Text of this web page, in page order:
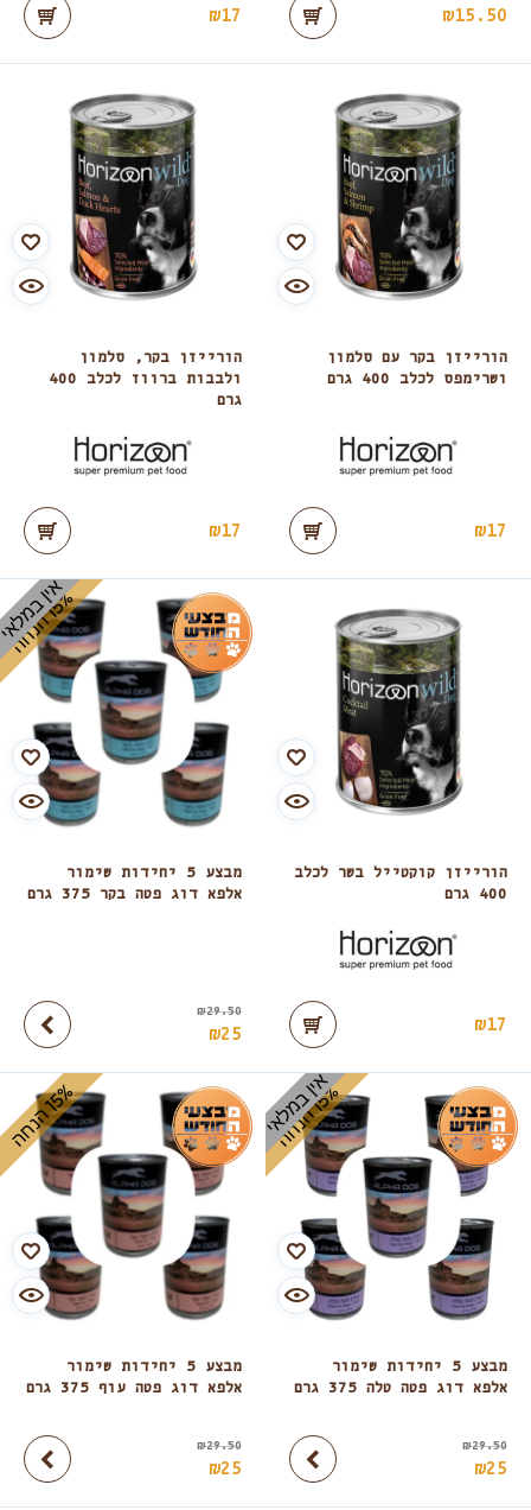
₪15.50
₪17
הורייזן בקר עם סלמון
ושרימפס לכלב 400 גרם
₪17
הורייזן בקר, סלמון
ולבבות ברווז לכלב 400
גרם
₪17
הורייזן קוקטייל בשר לכלב
400 גרם
₪17
מבצע 5 יחידות שימור
אלפא דוג פטה בקר 375 גרם
₪29.50
₪25
1
5
%
ה
נ
ח
ה
אין
מבצע 5 יחידות שימור
אלפא דוג פטה טלה 375 גרם
₪29.50
₪25
1
5
%
ה
נ
ח
ה
אין במלאי
מבצע 5 יחידות שימור
אלפא דוג פטה עוף 375 גרם
₪29.50
₪25
1
5
%
ה
נ
ח
ה